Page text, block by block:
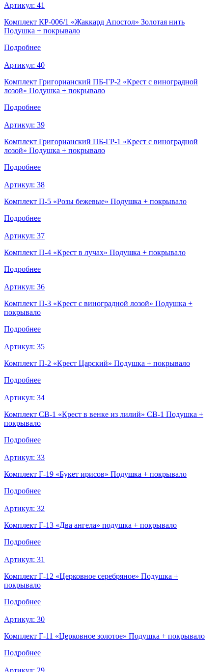
Артикул: 41
Комплект КР-006/1 «Жаккард Апостол» Золотая нить
Подушка + покрывало
Подробнее
Артикул: 40
Комплект Григорианский ПБ-ГР-2 «Крест с виноградной
лозой» Подушка + покрывало
Подробнее
Артикул: 39
Комплект Григорианский ПБ-ГР-1 «Крест с виноградной
лозой» Подушка + покрывало
Подробнее
Артикул: 38
Комплект П-5 «Розы бежевые» Подушка + покрывало
Подробнее
Артикул: 37
Комплект П-4 «Крест в лучах» Подушка + покрывало
Подробнее
Артикул: 36
Комплект П-3 «Крест с виноградной лозой» Подушка +
покрывало
Подробнее
Артикул: 35
Комплект П-2 «Крест Царский» Подушка + покрывало
Подробнее
Артикул: 34
Комплект СВ-1 «Крест в венке из лилий» СВ-1 Подушка +
покрывало
Подробнее
Артикул: 33
Комплект Г-19 «Букет ирисов» Подушка + покрывало
Подробнее
Артикул: 32
Комплект Г-13 «Два ангела» подушка + покрывало
Подробнее
Артикул: 31
Комплект Г-12 «Церковное серебряное» Подушка +
покрывало
Подробнее
Артикул: 30
Комплект Г-11 «Церковное золотое» Подушка + покрывало
Подробнее
Артикул: 29